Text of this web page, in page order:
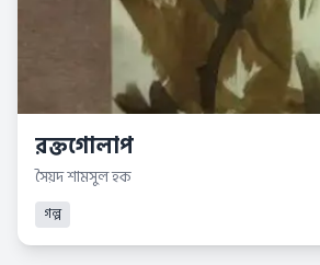
রক্তগোলাপ
সৈয়দ শামসুল হক
গল্প